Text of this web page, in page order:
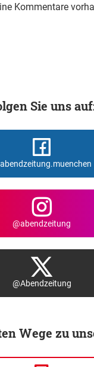
Kommentare
Sie uns
@abendzeitung
@Abendzeitung
Wege zu